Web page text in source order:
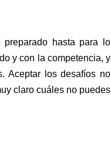
hasta para lo
y con la competencia, y
Aceptar los desafíos no
claro cuáles no puedes